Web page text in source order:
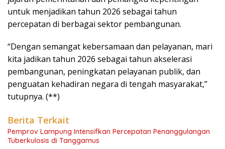
untuk menjadikan tahun 2026 sebagai tahun
percepatan di berbagai sektor pembangunan.
“Dengan semangat kebersamaan dan pelayanan, mari
kita jadikan tahun 2026 sebagai tahun akselerasi
pembangunan, peningkatan pelayanan publik, dan
penguatan kehadiran negara di tengah masyarakat,”
tutupnya. (**)
Berita Terkait
Pemprov Lampung Intensifkan Percepatan Penanggulangan
Tuberkulosis di Tanggamus